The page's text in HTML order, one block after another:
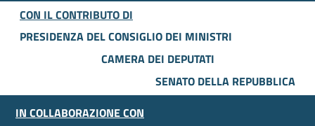
CON IL CONTRIBUTO DI
PRESIDENZA DEL CONSIGLIO DEI MINISTRI
CAMERA DEI DEPUTATI
SENATO DELLA REPUBBLICA
IN COLLABORAZIONE CON